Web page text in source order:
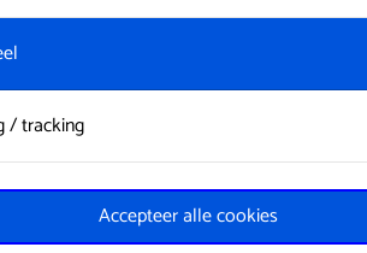
geplaatst. Hierbij worden geen
/ tracking
bekeken video’s en aangepaste
en gebruikersgedrag wordt gebruikt voor
Accepteer alle cookies